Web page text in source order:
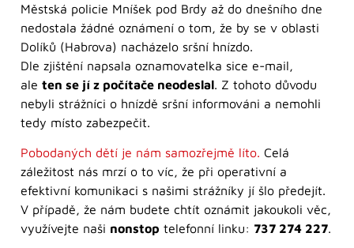
Městská policie Mníšek pod Brdy až do dnešního dne
nedostala žádné oznámení o tom, že by se v oblasti
Dolíků (Habrova) nacházelo sršní hnízdo.
Dle zjištění napsala oznamovatelka sice e-mail,
ale ten se jí z počítače neodeslal. Z tohoto důvodu
nebyli strážníci o hnízdě sršní informováni a nemohli
tedy místo zabezpečit.
Pobodaných dětí je nám samozřejmě líto. Celá
záležitost nás mrzí o to víc, že při operativní a
efektivní komunikaci s našimi strážníky jí šlo předejít.
V případě, že nám budete chtít oznámit jakoukoli věc,
využívejte naši nonstop telefonní linku: 737 274 227.